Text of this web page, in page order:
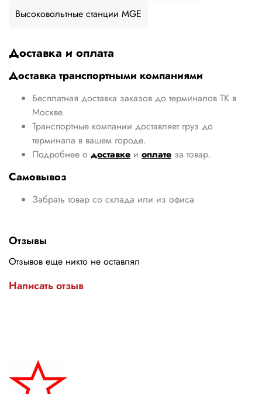
Высоковольтные станции MGE
Доставка и оплата
Доставка транспортными компаниями
Бесплатная доставка заказов до терминалов ТК в
Москве.
Транспортные компании доставляет груз до
терминала в вашем городе.
Подробнее о доставке и оплате за товар.
Самовывоз
Забрать товар со склада или из офиса
Отзывы
Отзывов еще никто не оставлял
Написать отзыв